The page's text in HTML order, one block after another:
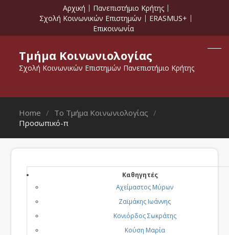
Αρχική
Πανεπιστήμιο Κρήτης
Σχολή Κοινωνικών Επιστημών
ERASMUS+
Επικοινωνία
Τμήμα Κοινωνιολογίας
Σχολή Κοινωνικών Επιστημών Πανεπιστήμιο Κρήτης
Home
Tο Τμήμα Κοινωνιολογίας
Προσωπικό-π
Καθηγητές
Αχείμαστος Μύρων
Ζαϊμάκης Ιωάννης
Κονιόρδος Σωκράτης
Κούση Μαρία